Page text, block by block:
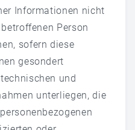
Informationen nicht
Person
sofern diese
gesondert
und
unterliegen, die